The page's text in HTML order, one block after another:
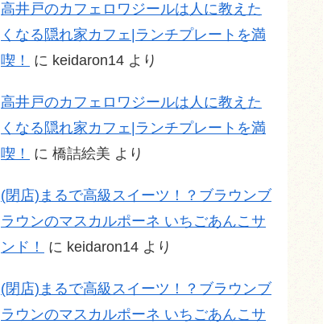
高井戸のカフェロワジールは人に教えた
くなる隠れ家カフェ|ランチプレートを満
喫！
に keidaron14 より
高井戸のカフェロワジールは人に教えた
くなる隠れ家カフェ|ランチプレートを満
喫！
に 橋詰絵美 より
(閉店)まるで高級スイーツ！？ブラウンブ
ラウンのマスカルポーネ いちごあんこサ
ンド！
に keidaron14 より
(閉店)まるで高級スイーツ！？ブラウンブ
ラウンのマスカルポーネ いちごあんこサ